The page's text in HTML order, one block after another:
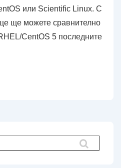
или Scientific Linux. С
ще можете сравнително
CentOS 5 последните